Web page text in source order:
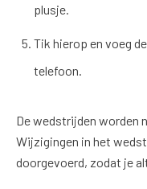
plusje.
Tik hierop en voeg
telefoon.
De wedstrijden worden
Wijzigingen in het
doorgevoerd, zodat je